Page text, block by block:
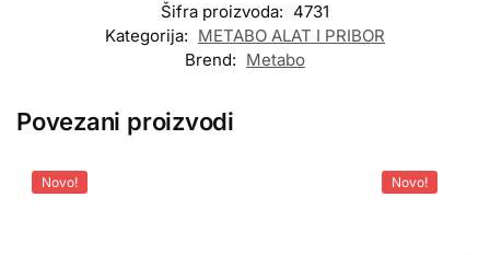
Šifra proizvoda: 4731
Kategorija: METABO ALAT I PRIBOR
Brend: Metabo
Povezani proizvodi
Novo! Novo!